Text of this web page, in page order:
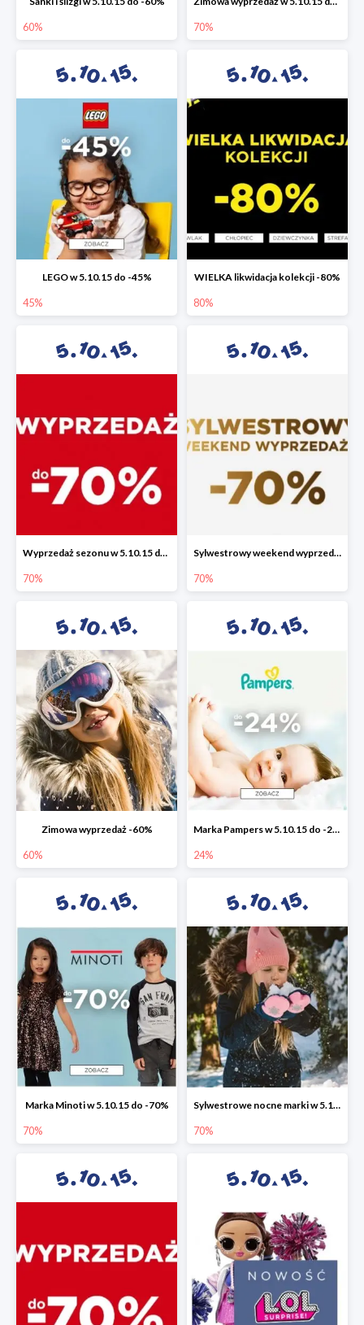
60% 70%
LEGO w 5.10.15 do -45%
45%
WIELKA likwidacja kolekcji -80%
80%
Wyprzedaż sezonu w 5.10.15 do -70%
70%
Sylwestrowy weekend wyprzedaży do -70%
70%
Zimowa wyprzedaż -60%
60%
Marka Pampers w 5.10.15 do -24%
24%
Marka Minoti w 5.10.15 do -70%
70%
Sylwestrowe nocne marki w 5.10.15 do -70%
70%